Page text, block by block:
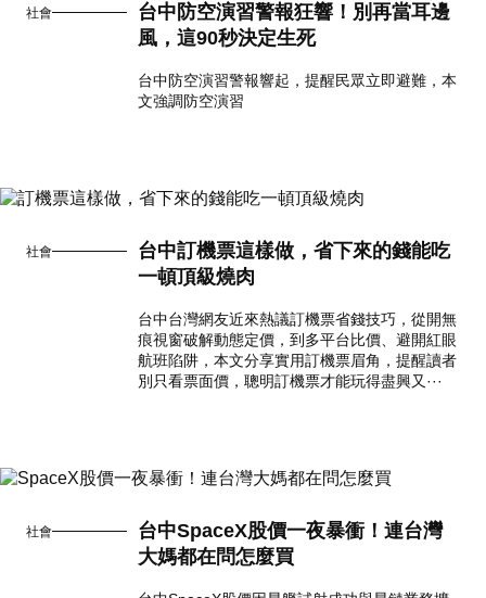
社會
台中防空演習警報狂響！別再當耳邊
風，這90秒決定生死
台中防空演習警報響起，提醒民眾立即避難，本
文強調防空演習
社會
台中訂機票這樣做，省下來的錢能吃
一頓頂級燒肉
台中台灣網友近來熱議訂機票省錢技巧，從開無
痕視窗破解動態定價，到多平台比價、避開紅眼
航班陷阱，本文分享實用訂機票眉角，提醒讀者
別只看票面價，聰明訂機票才能玩得盡興又···
社會
台中SpaceX股價一夜暴衝！連台灣
大媽都在問怎麼買